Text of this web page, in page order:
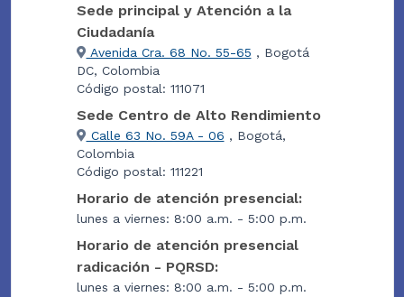
Sede principal y Atención a la
Ciudadanía
Avenida Cra. 68 No. 55-65 , Bogotá
DC, Colombia
Código postal: 111071
Sede Centro de Alto Rendimiento
Calle 63 No. 59A - 06 , Bogotá,
Colombia
Código postal: 111221
Horario de atención presencial:
lunes a viernes: 8:00 a.m. - 5:00 p.m.
Horario de atención presencial
radicación - PQRSD:
lunes a viernes: 8:00 a.m. - 5:00 p.m.